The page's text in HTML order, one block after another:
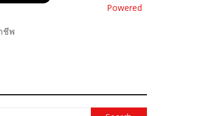
Powered
ชีพ